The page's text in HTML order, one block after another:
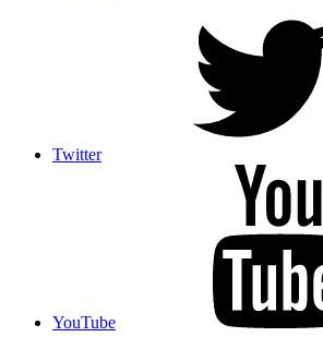
Twitter
YouTube